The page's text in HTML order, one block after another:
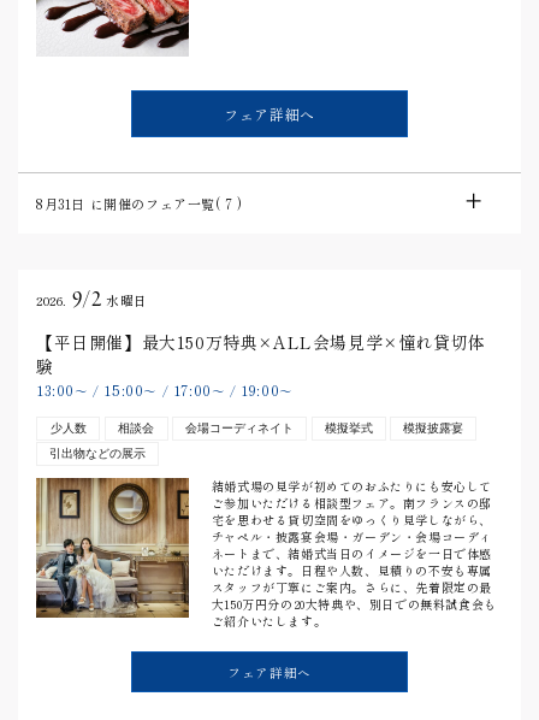
フェア詳細へ
8月31日 に開催のフェア一覧(7 )
2026. 9/2 水曜日
【平日開催】最大150万特典×ALL会場見学×憧れ貸切体
験
13:00 〜/ 15:00〜 / 17:00 〜/ 19:00〜
少人数 相談会 会場コーディネイト 模擬挙式
模擬披露宴
引出物などの展示
結婚式場の見学が初めてのおふたりにも安心して
ご参加いただける相談型フェア。南フランスの邸
宅を思わせる貸切空間をゆっくり見学しながら、
チャペル・披露宴会場・ガーデン・会場コーディ
ネートまで、結婚式当日のイメージを一日で体感
いただけます。日程や人数、見積りの不安も専属
スタッフが丁寧にご案内。さらに、先着限定の最
大150万円分の20大特典や、別日での無料試食会も
ご紹介いたします。
フェア詳細へ